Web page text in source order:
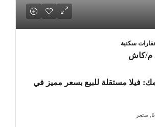
سكنية
/كاش
فيلا مستقلة للبيع بسعر مميز في
مصر